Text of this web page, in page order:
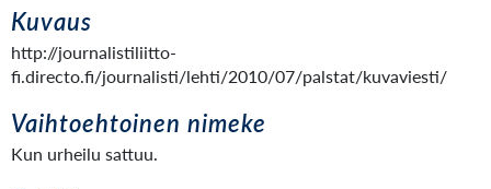
Kuvaus
http://journalistiliitto-
fi.directo.fi/journalisti/lehti/2010/07/palstat/kuvaviesti/
Vaihtoehtoinen nimeke
Kun urheilu sattuu.